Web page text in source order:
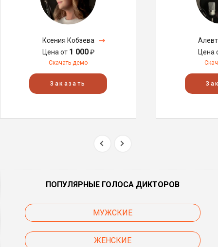
Ксения Кобзева
Цена от 1 000₽
Скачать демо
Заказать
Цена
ПОПУЛЯРНЫЕ ГОЛОСА ДИКТОРОВ
МУЖСКИЕ
ЖЕНСКИЕ